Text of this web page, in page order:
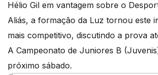
Hélio Gil em vantagem sobre o
Aliás, a formação da Luz tornou este
mais competitivo, discutindo a prova
A Campeonato de Juniores B
próximo sábado.